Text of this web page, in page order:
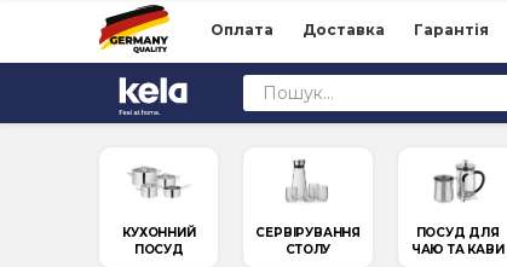
Оплата Доставка Гарантія
КУХОННИЙ
ПОСУД
СЕРВІРУВАННЯ
СТОЛУ
ПОСУД ДЛЯ
ЧАЮ ТА КАВИ